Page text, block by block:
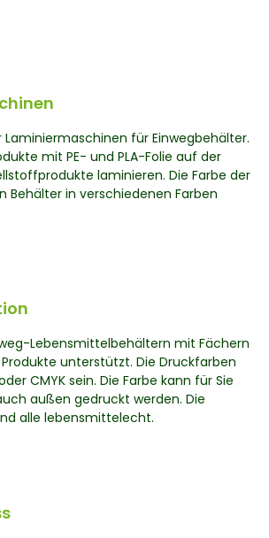
für Einwegbehälter.
mit PE- und PLA-Folie auf der
laminieren. Die Farbe der
Behälter in verschiedenen Farben
Lebensmittelbehältern mit Fächern
unterstützt. Die Druckfarben
CMYK sein. Die Farbe kann für Sie
außen gedruckt werden. Die
alle lebensmittelecht.